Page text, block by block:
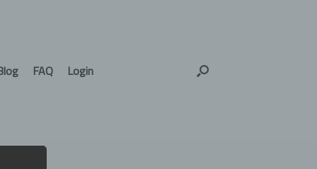
FAQ Login